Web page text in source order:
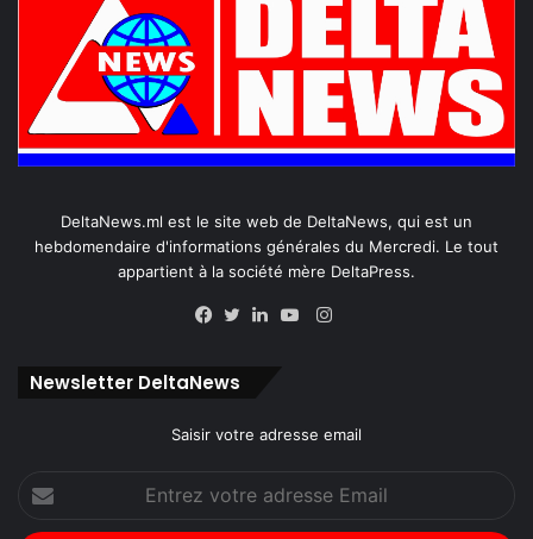
DeltaNews.ml est le site web de DeltaNews, qui est un
hebdomendaire d'informations générales du Mercredi. Le tout
appartient à la société mère DeltaPress.
Instagram
Newsletter DeltaNews
Saisir votre adresse email
votre
adresse